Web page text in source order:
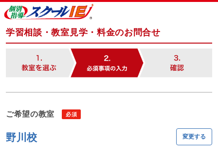
学習相談・教室見学・料金のお問合せ
ご希望の教室
野川校 変更する